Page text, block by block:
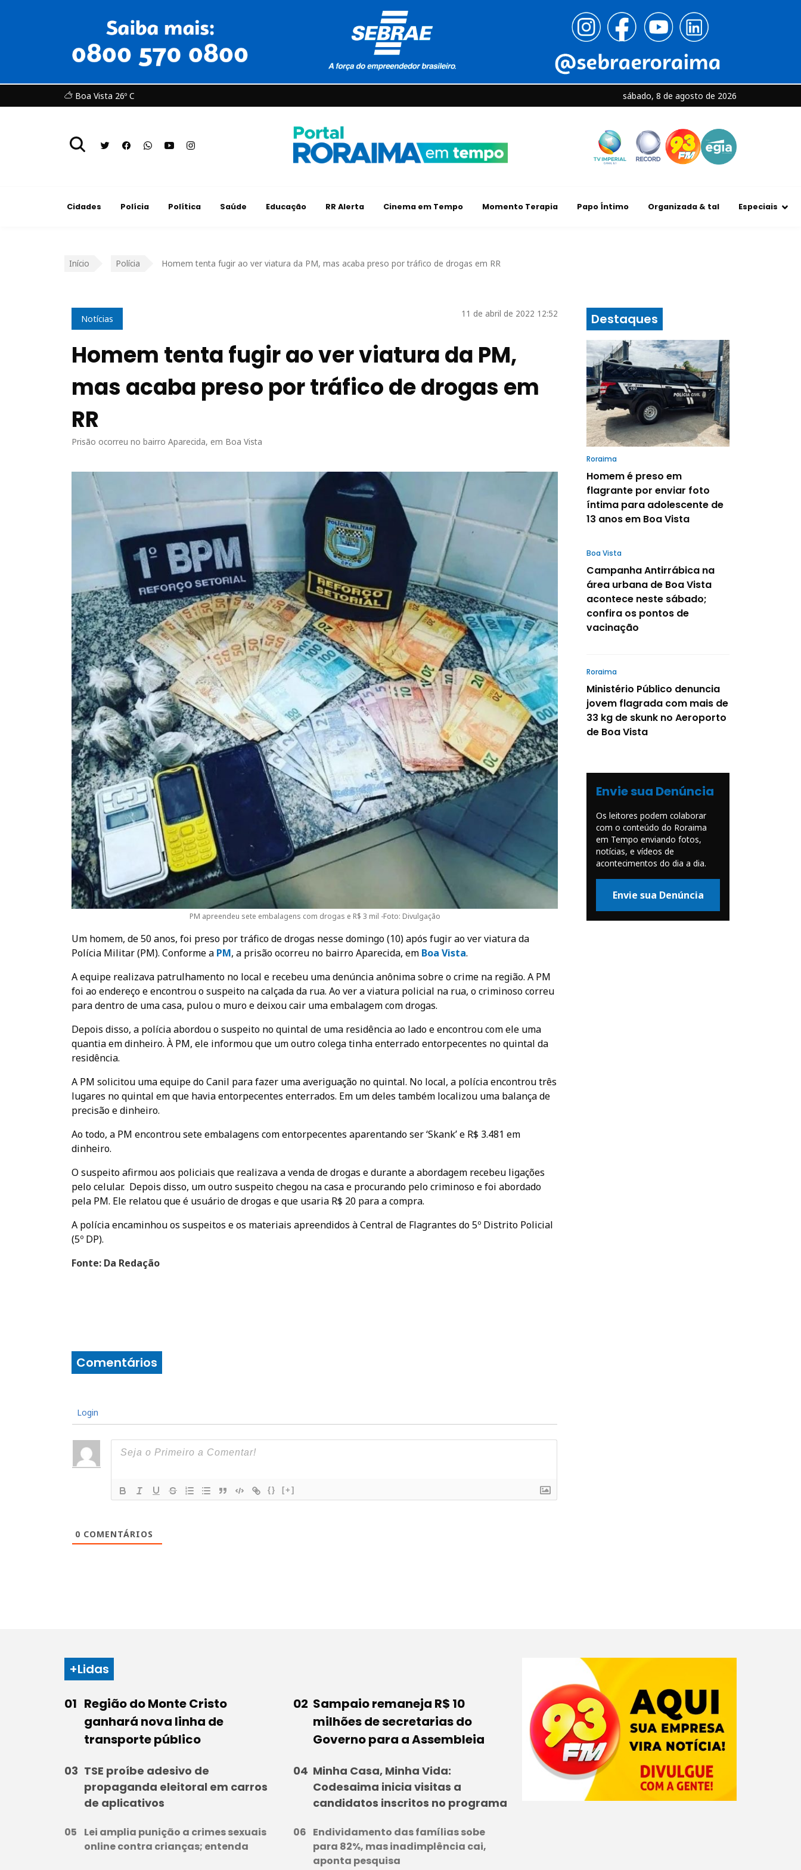
Boa Vista 26º C sábado, 8 de agosto de 2026
Cidades Polícia Política Saúde Educação RR Alerta Cinema em Tempo Momento Terapia Papo Íntimo Organizada & tal Especiais
Início Polícia Homem tenta fugir ao ver viatura da PM, mas acaba preso por tráfico de drogas em RR
Notícias 11 de abril de 2022 12:52
Homem tenta fugir ao ver viatura da PM,
mas acaba preso por tráfico de drogas em
RR
Prisão ocorreu no bairro Aparecida, em Boa Vista
PM apreendeu sete embalagens com drogas e R$ 3 mil -Foto: Divulgação
Um homem, de 50 anos, foi preso por tráfico de drogas nesse domingo (10) após fugir ao ver viatura da
Polícia Militar (PM). Conforme a PM, a prisão ocorreu no bairro Aparecida, em Boa Vista.
A equipe realizava patrulhamento no local e recebeu uma denúncia anônima sobre o crime na região. A PM
foi ao endereço e encontrou o suspeito na calçada da rua. Ao ver a viatura policial na rua, o criminoso correu
para dentro de uma casa, pulou o muro e deixou cair uma embalagem com drogas.
Depois disso, a polícia abordou o suspeito no quintal de uma residência ao lado e encontrou com ele uma
quantia em dinheiro. À PM, ele informou que um outro colega tinha enterrado entorpecentes no quintal da
residência.
A PM solicitou uma equipe do Canil para fazer uma averiguação no quintal. No local, a polícia encontrou três
lugares no quintal em que havia entorpecentes enterrados. Em um deles também localizou uma balança de
precisão e dinheiro.
Ao todo, a PM encontrou sete embalagens com entorpecentes aparentando ser ‘Skank’ e R$ 3.481 em
dinheiro.
O suspeito afirmou aos policiais que realizava a venda de drogas e durante a abordagem recebeu ligações
pelo celular. Depois disso, um outro suspeito chegou na casa e procurando pelo criminoso e foi abordado
pela PM. Ele relatou que é usuário de drogas e que usaria R$ 20 para a compra.
A polícia encaminhou os suspeitos e os materiais apreendidos à Central de Flagrantes do 5º Distrito Policial
(5º DP).
Fonte: Da Redação
Comentários
Login
{} [+]
0 COMENTÁRIOS
Destaques
Roraima
Homem é preso em
flagrante por enviar foto
íntima para adolescente de
13 anos em Boa Vista
Boa Vista
Campanha Antirrábica na
área urbana de Boa Vista
acontece neste sábado;
confira os pontos de
vacinação
Roraima
Ministério Público denuncia
jovem flagrada com mais de
33 kg de skunk no Aeroporto
de Boa Vista
Envie sua Denúncia
Os leitores podem colaborar
com o conteúdo do Roraima
em Tempo enviando fotos,
notícias, e vídeos de
acontecimentos do dia a dia.
Envie sua Denúncia
+Lidas
Região do Monte Cristo
ganhará nova linha de
transporte público
Sampaio remaneja R$ 10
milhões de secretarias do
Governo para a Assembleia
TSE proíbe adesivo de
propaganda eleitoral em carros
de aplicativos
Minha Casa, Minha Vida:
Codesaima inicia visitas a
candidatos inscritos no programa
Lei amplia punição a crimes sexuais
online contra crianças; entenda
Endividamento das famílias sobe
para 82%, mas inadimplência cai,
aponta pesquisa